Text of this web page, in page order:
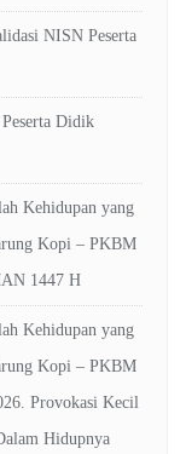
NISN Peserta
Didik
Kehidupan yang
Kopi – PKBM
1447 H
Kehidupan yang
Kopi – PKBM
Provokasi Kecil
Hidupnya